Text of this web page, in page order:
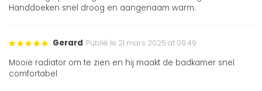
Handdoeken snel droog en aangenaam warm.
Gerard Publié le 21 mars 2025 at 09:49
Mooie radiator om te zien en hij maakt de badkamer snel
comfortabel